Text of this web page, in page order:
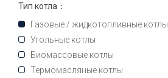
Тип котла：
Газовые / жидкотопливные котлы
Угольные котлы
Биомассовые котлы
Термомасляные котлы